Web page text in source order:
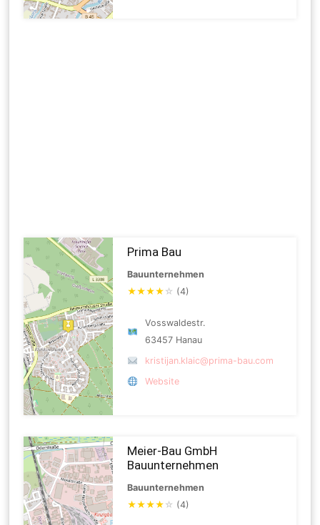
Prima Bau
Bauunternehmen
★★★★ ☆ (4)
Vosswaldestr.
63457 Hanau
kristijan.klaic@prima-bau.com
Website
Meier-Bau GmbH
Bauunternehmen
Bauunternehmen
★★★★ ☆ (4)